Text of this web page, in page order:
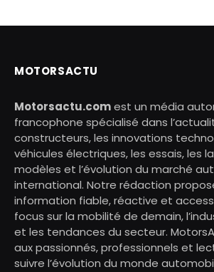
MOTORSACTU
Motorsactu.comest un média
francophone spécialisé dans
constructeurs, les innovations
véhicules électriques, les essais, les
modèles et l’évolution du marché
international. Notre rédaction
information fiable, réactive et
focus sur la mobilité de demain,
et les tendances du secteur.
aux passionnés, professionnels et
suivre l’évolution du monde